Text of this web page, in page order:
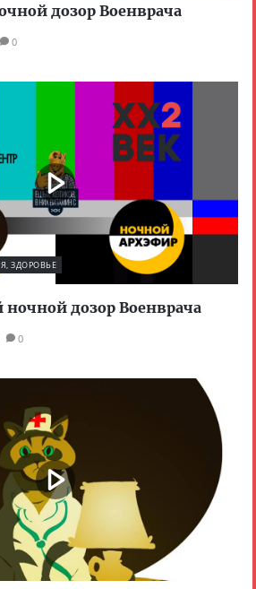
дозор Военврача
0
ЗДОРОВЬЕ
дозор Военврача
0